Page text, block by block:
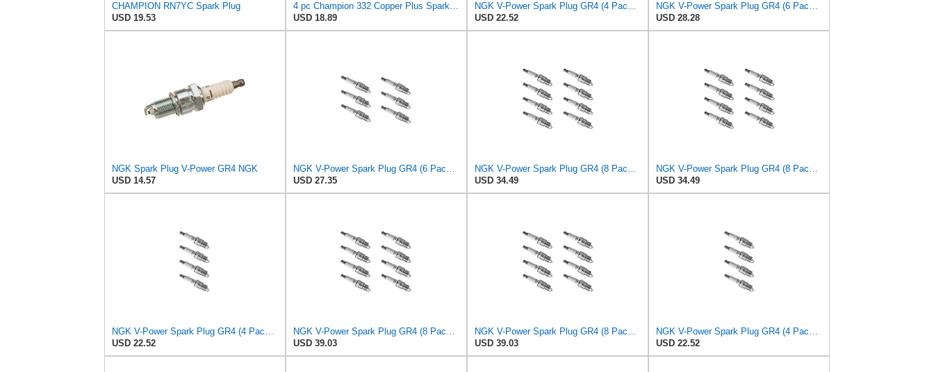
CHAMPION RN7YC Spark Plug
USD 19.53
4 pc Champion 332 Copper Plus Spark Plugs for 4038 7992 8010 9009 AG091 AGS12 AGS12C BPR6EKN BPR7E
USD 18.89
NGK V-Power Spark Plug GR4 (4 Pack) Compatible With PLYMOUTH HORIZON CUSTOM 1983-1983 1.7L/105
USD 22.52
NGK V-Power Spark Plug GR4 (6 Pack) Compatible With AMERICAN MOTORS GREMLIN CUSTOM 1976-1977
USD 28.28
NGK Spark Plug V-Power GR4 NGK
USD 14.57
NGK V-Power Spark Plug GR4 (6 Pack) Compatible With CHEVROLET BEL AIR 1954-1959 3.9L/235
USD 27.35
NGK V-Power Spark Plug GR4 (8 Pack) Compatible With JEEP GRAND WAGONEER 1984-1991 5.9L/360
USD 34.49
NGK V-Power Spark Plug GR4 (8 Pack) Compatible With DODGE DART CUSTOM 1969-1975 5.2L/318
USD 34.49
NGK V-Power Spark Plug GR4 (4 Pack) Compatible With DODGE OMNI 24 1981-1982 2.2L/135
USD 22.52
NGK V-Power Spark Plug GR4 (8 Pack) Compatible With DODGE CHALLENGER 1970-1974 5.2L/318
USD 39.03
NGK V-Power Spark Plug GR4 (8 Pack) Compatible With JEEP CJ7 1976-1981 5.0L/304
USD 39.03
NGK V-Power Spark Plug GR4 (4 Pack) Compatible With PLYMOUTH HORIZON CUSTOM 1983-1983 2.2L/135
USD 22.52